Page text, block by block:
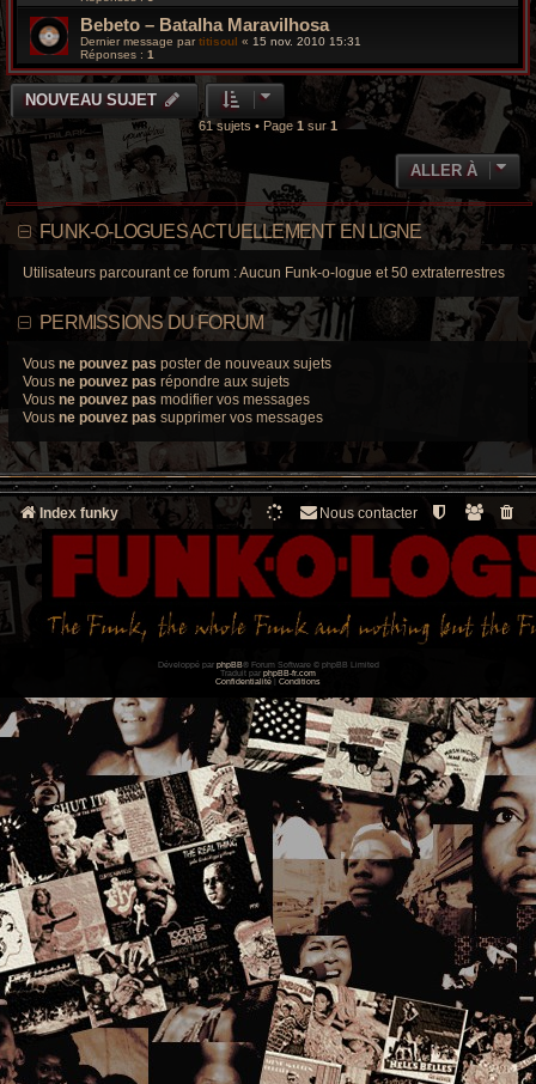
Bebeto – Batalha Maravilhosa
Dernier message partitisoul « 15 nov. 2010 15:31
Réponses : 1
NOUVEAU SUJET
61 sujets • Page 1 sur 1
ALLER À
FUNK-O-LOGUES ACTUELLEMENT EN LIGNE
Utilisateurs parcourant ce forum : Aucun Funk-o-logue et 50 extraterrestres
PERMISSIONS DU FORUM
Vous ne pouvez pas poster de nouveaux sujets
Vous ne pouvez pas répondre aux sujets
Vous ne pouvez pas modifier vos messages
Vous ne pouvez pas supprimer vos messages
Index funky Nous contacter
Développé par phpBB® Forum Software © phpBB Limited
Traduit par phpBB-fr.com
Confidentialité
Conditions